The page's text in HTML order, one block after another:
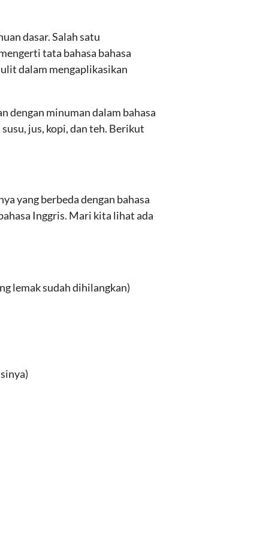
dasar. Salah satu
tata bahasa bahasa
dalam mengaplikasikan
dengan minuman dalam bahasa
jus, kopi, dan teh. Berikut
yang berbeda dengan bahasa
Inggris. Mari kita lihat ada
lemak sudah dihilangkan)